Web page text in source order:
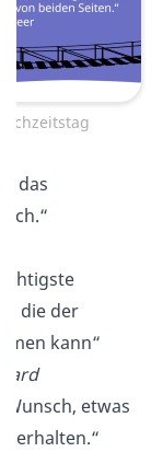
das
, die der
kann“
Wunsch, etwas
erhalten.“